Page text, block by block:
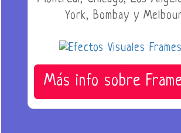
York, Bombay y
Más info sobre